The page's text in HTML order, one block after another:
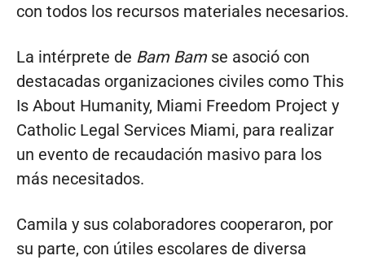
con todos los recursos materiales necesarios.
La intérprete de Bam Bam se asoció con
destacadas organizaciones civiles como This
Is About Humanity, Miami Freedom Project y
Catholic Legal Services Miami, para realizar
un evento de recaudación masivo para los
más necesitados.
Camila y sus colaboradores cooperaron, por
su parte, con útiles escolares de diversa